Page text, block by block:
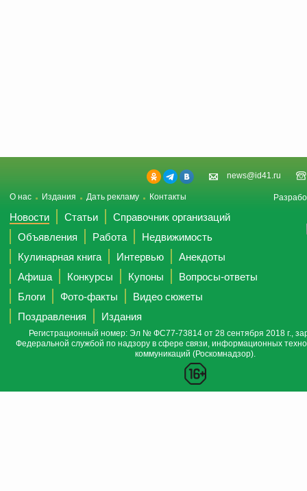
news@id41.ru
О нас Издания Дать рекламу Контакты
Новости Статьи
Справочник организаций
Объявления
Работа
Недвижимость
Кулинарная книга
Интервью
Анекдоты
Афиша
Конкурсы Купоны
Вопросы-ответы
Блоги
Фото-факты
Видео сюжеты
Поздравления
Издания
Регистрационный номер: Эл № ФС77-73814 от 28 сентября 2018 г.,
Федеральной службой по надзору в сфере связи, информационных
коммуникаций (Роскомнадзор).